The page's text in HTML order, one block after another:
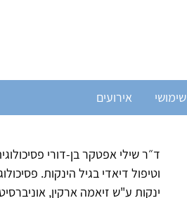
שימושי אירועים
ד״ר שילי אפטקר בן-דורי
וטיפול דיאדי בגיל הינקות.
ינקות ע"ש זיאמה ארקין,